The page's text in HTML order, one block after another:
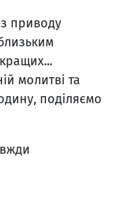
приводу
молитві та
поділяємо